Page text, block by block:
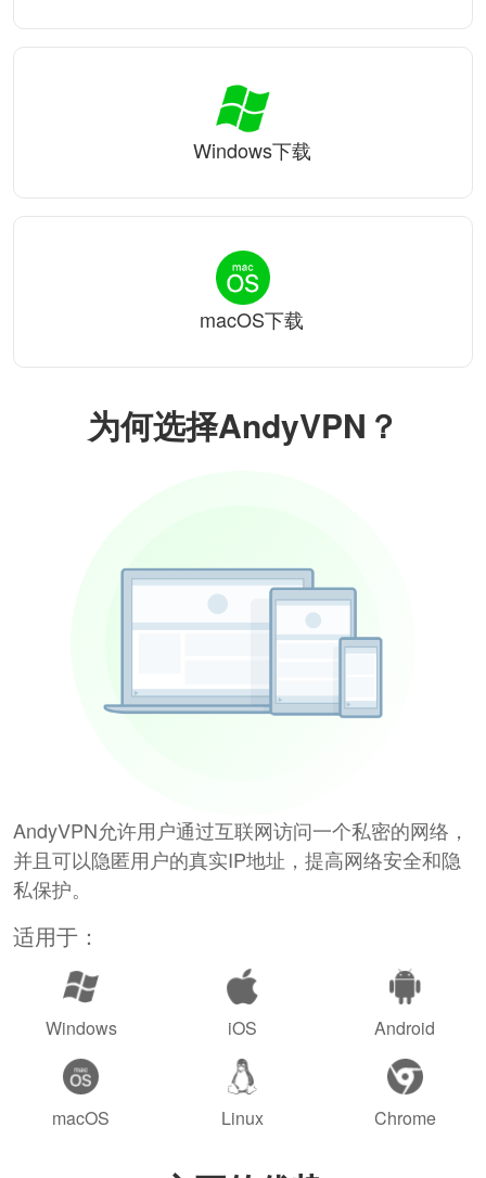
为何选择AndyVPN？
AndyVPN允许用户通过互联网访问一个私密的网络，
并且可以隐匿用户的真实IP地址，提高网络安全和隐
私保护。
适用于：
Windows iOS Android
macOS Linux Chrome
Windows下载
macOS下载